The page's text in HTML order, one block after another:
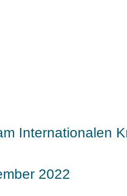
Internationalen
2022